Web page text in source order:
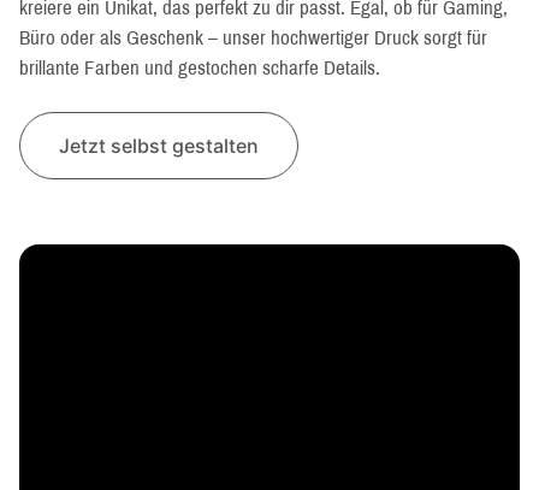
kreiere ein Unikat, das perfekt zu dir passt. Egal, ob für Gaming,
Büro oder als Geschenk – unser hochwertiger Druck sorgt für
brillante Farben und gestochen scharfe Details.
Jetzt selbst gestalten